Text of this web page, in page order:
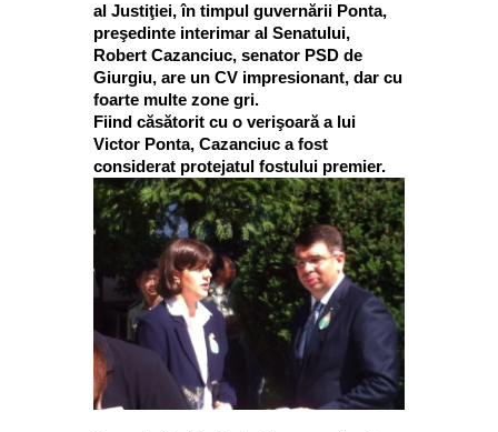
al Justiţiei, în timpul guvernării Ponta,
preşedinte interimar al Senatului,
Robert Cazanciuc, senator PSD de
Giurgiu, are un CV impresionant, dar cu
foarte multe zone gri.
Fiind căsătorit cu o verişoară a lui
Victor Ponta, Cazanciuc a fost
considerat protejatul fostului premier.